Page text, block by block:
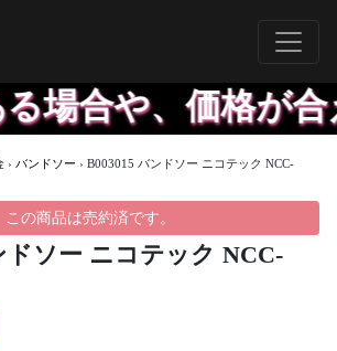
、価格が合え
› バンドソー › B003015 バンドソー ニコテック NCC-
この商品は売約済です。
ドソー ニコテック NCC-